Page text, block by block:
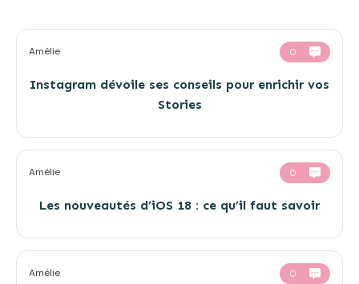
Amélie 0
Instagram dévoile ses conseils pour enrichir vos
Stories
Amélie 0
Les nouveautés d’iOS 18 : ce qu’il faut savoir
Amélie 0